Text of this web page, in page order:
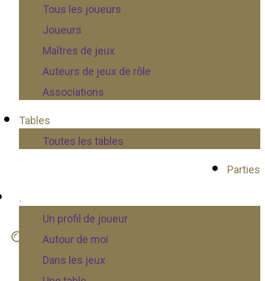
Tous les joueurs
Joueurs
Maîtres de jeux
Auteurs de jeux de rôle
Associations
Tables
Toutes les tables
Parties
.
Un profil de joueur
Autour de moi
Dans les jeux